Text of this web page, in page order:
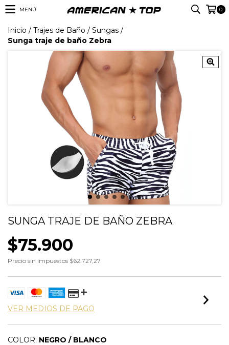
MENÚ 0
Inicio / Trajes de Baño / Sungas /
Sunga traje de baño Zebra
SUNGA TRAJE DE BAÑO ZEBRA
$75.900
Precio sin impuestos $62.727,27
VER MEDIOS DE PAGO
COLOR: NEGRO / BLANCO